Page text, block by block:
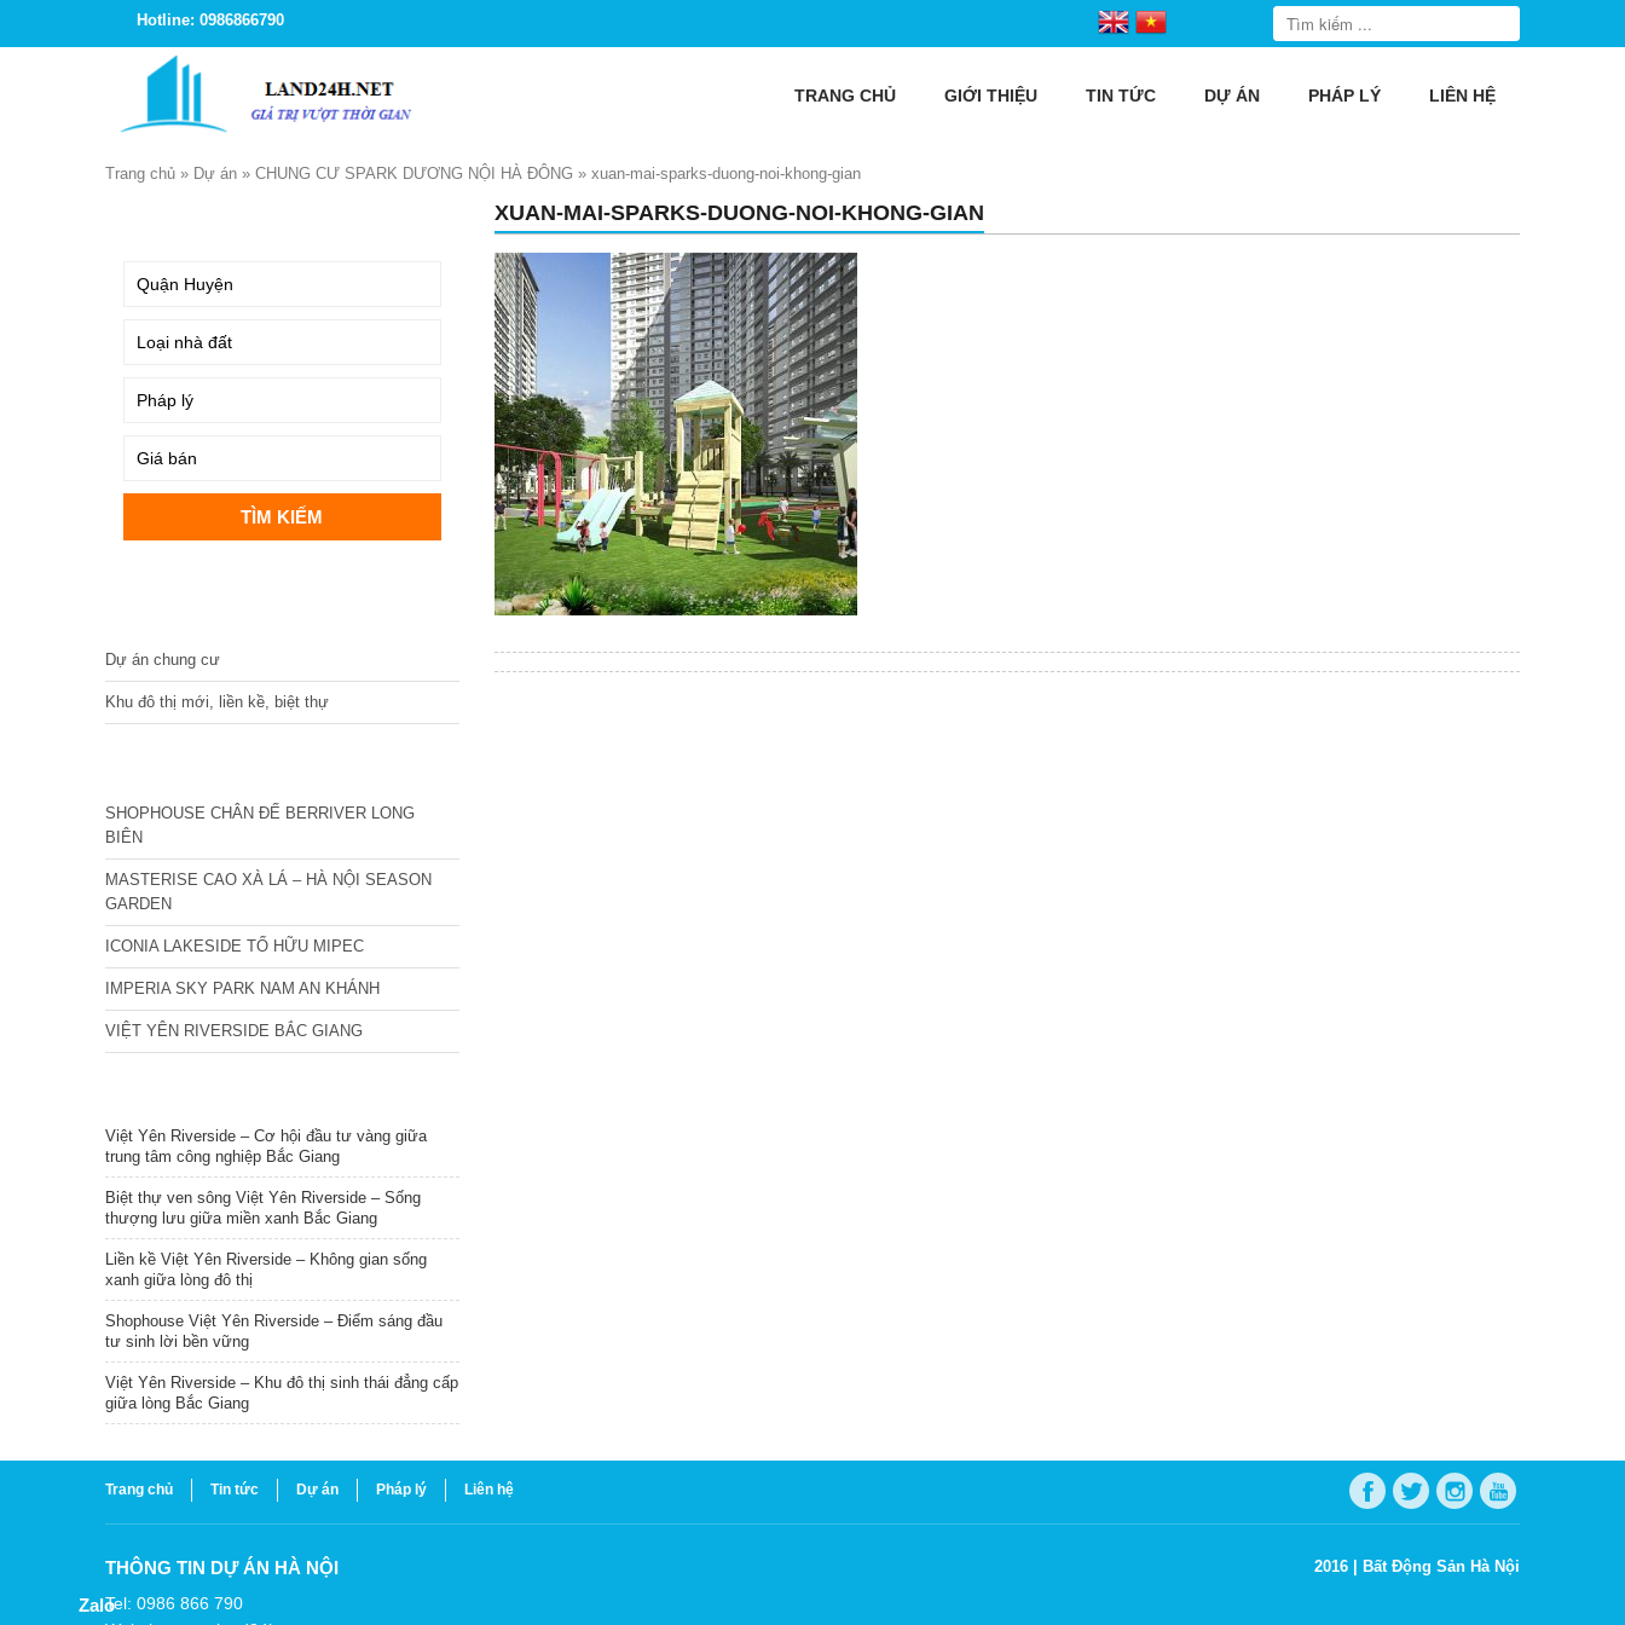
Hotline: 0986866790
TRANG CHỦ GIỚI THIỆU TIN TỨC DỰ ÁN PHÁP LÝ LIÊN HỆ
Trang chủ » Dự án » CHUNG CƯ SPARK DƯƠNG NỘI HÀ ĐÔNG » xuan-mai-sparks-duong-noi-khong-gian
XUAN-MAI-SPARKS-DUONG-NOI-KHONG-GIAN
Dự án chung cư
Khu đô thị mới, liền kề, biệt thự
SHOPHOUSE CHÂN ĐẾ BERRIVER LONG
BIÊN
MASTERISE CAO XÀ LÁ – HÀ NỘI SEASON
GARDEN
ICONIA LAKESIDE TỐ HỮU MIPEC
IMPERIA SKY PARK NAM AN KHÁNH
VIỆT YÊN RIVERSIDE BẮC GIANG
Việt Yên Riverside – Cơ hội đầu tư vàng giữa
trung tâm công nghiệp Bắc Giang
Biệt thự ven sông Việt Yên Riverside – Sống
thượng lưu giữa miền xanh Bắc Giang
Liền kề Việt Yên Riverside – Không gian sống
xanh giữa lòng đô thị
Shophouse Việt Yên Riverside – Điểm sáng đầu
tư sinh lời bền vững
Việt Yên Riverside – Khu đô thị sinh thái đẳng cấp
giữa lòng Bắc Giang
Trang chủ Tin tức Dự án Pháp lý Liên hệ
THÔNG TIN DỰ ÁN HÀ NỘI
Tel: 0986 866 790
2016 | Bất Động Sản Hà Nội
Zalo